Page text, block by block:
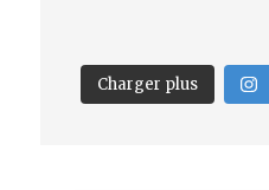
Charger plus